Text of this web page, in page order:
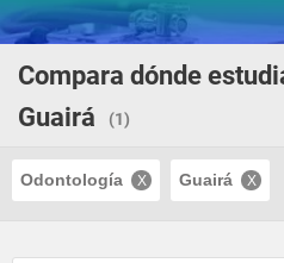
Compara dónde
Guairá
(1)
Odontología Guairá